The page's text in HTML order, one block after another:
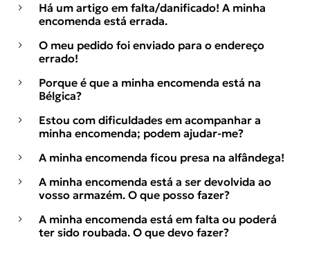
Há um artigo em falta/danificado! A minha
encomenda está errada.
O meu pedido foi enviado para o endereço
errado!
Porque é que a minha encomenda está na
Bélgica?
Estou com dificuldades em acompanhar a
minha encomenda; podem ajudar-me?
A minha encomenda ficou presa na alfândega!
A minha encomenda está a ser devolvida ao
vosso armazém. O que posso fazer?
A minha encomenda está em falta ou poderá
ter sido roubada. O que devo fazer?